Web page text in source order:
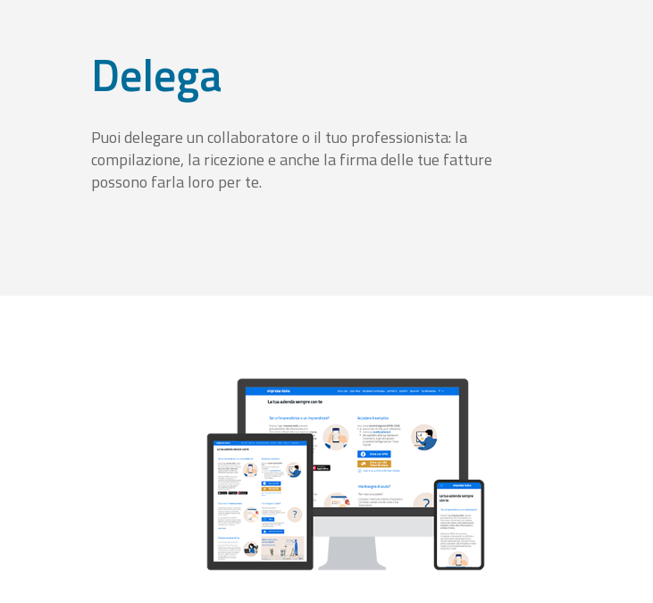
Delega
Puoi delegare un collaboratore o il tuo professionista: la
compilazione, la ricezione e anche la firma delle tue fatture
possono farla loro per te.